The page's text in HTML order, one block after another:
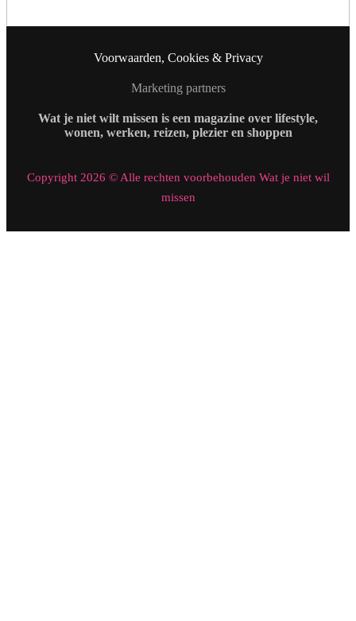
Voorwaarden, Cookies & Privacy
Marketing partners
Wat je niet wilt missen is een magazine over lifestyle,
wonen, werken, reizen, plezier en shoppen
Copyright 2026 © Alle rechten voorbehouden Wat je niet wil
missen